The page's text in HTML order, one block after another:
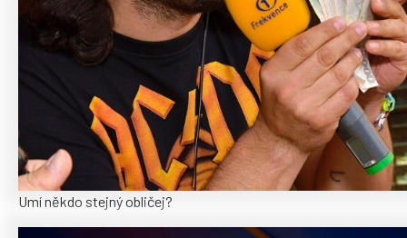
Umí někdo stejný obličej?